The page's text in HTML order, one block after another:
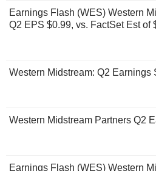
Earnings Flash (WES) Western
Q2 EPS $0.99, vs. FactSet Est of
Western Midstream: Q2 Earnings
Western Midstream Partners Q2
Earnings Flash (WES) Western